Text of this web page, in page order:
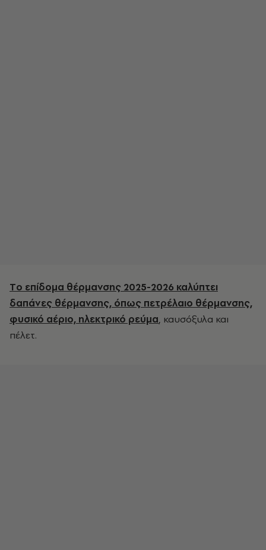
Tο επίδομα θέρμανσης 2025-2026 καλύπτει
δαπάνες θέρμανσης, όπως πετρέλαιο θέρμανσης,
φυσικό αέριο, ηλεκτρικό ρεύμα, καυσόξυλα και
πέλετ.